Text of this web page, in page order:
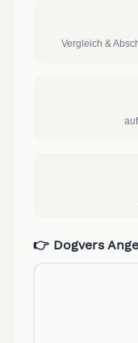
Vergleich &
👉 Dogvers